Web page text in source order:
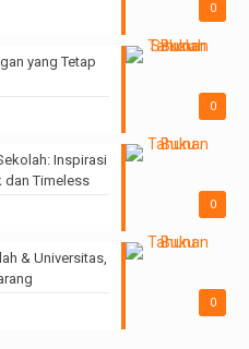
0
0
yang Tetap
0
Inspirasi
dan Timeless
0
& Universitas,